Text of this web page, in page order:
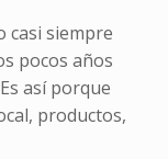
casi siempre
pocos años
así porque
productos,